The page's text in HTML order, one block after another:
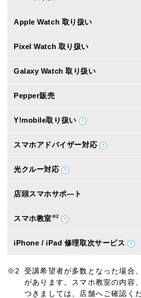
Apple Watch 取り扱い
Pixel Watch 取り扱い
Galaxy Watch 取り扱い
Pepper販売
Y!mobile取り扱い
スマホアドバイザー対応
光クルー対応
店頭スマホサポ―ト
スマホ教室 ※2
iPhone / iPad 修理取次サービス
受講希望者が多数となった場合
があります。スマホ教室の内容
つきましては、店舗へご確認く